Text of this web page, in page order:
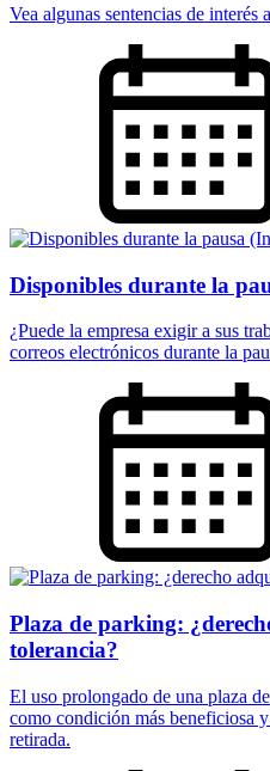
Vea algunas sentencias de interés
Disponibles durante la
¿Puede la empresa exigir a sus
correos electrónicos durante la
Plaza de parking:
tolerancia?
El uso prolongado de una plaza
como condición más beneficiosa
retirada.